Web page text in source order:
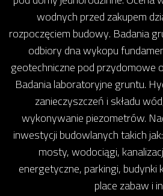
wodnych przed zakupem
rozpoczęciem budowy. Badania
odbiory dna wykopu
geotechniczne pod przydomowe
Badania laboratoryjne gruntu.
zanieczyszczeń i składu
wykonywanie piezometrów.
inwestycji budowlanych takich
mosty, wodociągi,
energetyczne, parkingi,
place zabaw i